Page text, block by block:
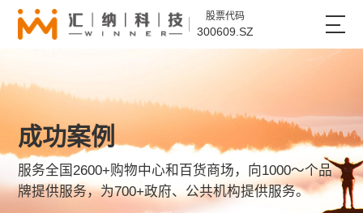
股票代码
300609.SZ
成功案例
服务全国2600+购物中心和百货商场，向1000～个品
牌提供服务，为700+政府、公共机构提供服务。